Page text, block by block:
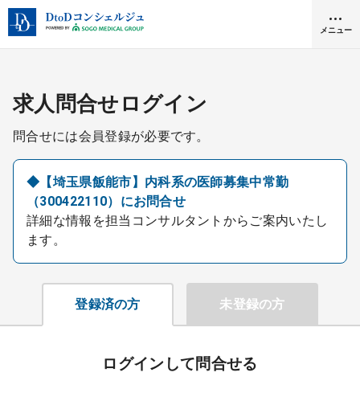
メニュー
クリニック開業
DtoDとは
お問合せ
医院の譲渡・売却をお考えの方
採用をお考えの医療機関の方
求人問合せログイン
問合せには会員登録が必要です。
◆【埼玉県飯能市】内科系の医師募集中常勤
（300422110）にお問合せ
詳細な情報を担当コンサルタントからご案内いたし
ます。
登録済の方 未登録の方
ログインして問合せる